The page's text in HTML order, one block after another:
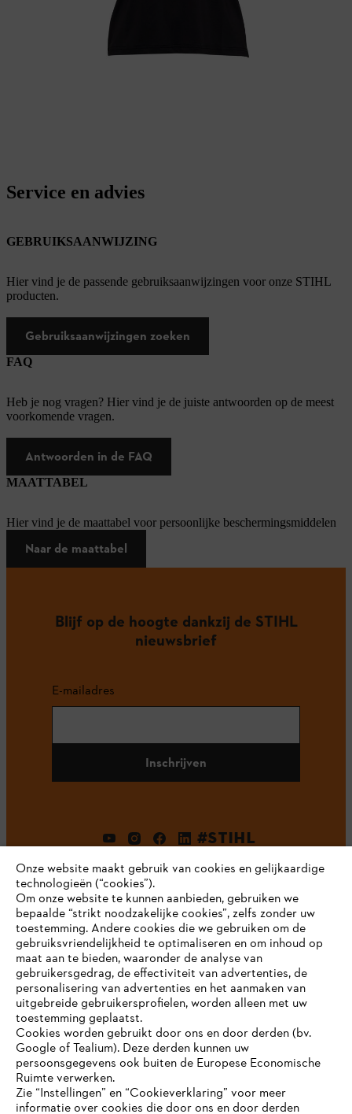
Service en advies
GEBRUIKSAANWIJZING
Hier vind je de passende gebruiksaanwijzingen voor onze STIHL
producten.
Gebruiksaanwijzingen zoeken
FAQ
Heb je nog vragen? Hier vind je de juiste antwoorden op de meest
voorkomende vragen.
Antwoorden in de FAQ
MAATTABEL
Hier vind je de maattabel voor persoonlijke beschermingsmiddelen
Naar de maattabel
Blijf op de hoogte dankzij de STIHL
nieuwsbrief
E-mailadres
Inschrijven
#STIHL
Bedrijf
STIHL FAQ
Contact
Onze website maakt gebruik van cookies en gelijkaardige
technologieën (“cookies”).
Om onze website te kunnen aanbieden, gebruiken we
bepaalde “strikt noodzakelijke cookies”, zelfs zonder uw
toestemming. Andere cookies die we gebruiken om de
gebruiksvriendelijkheid te optimaliseren en om inhoud op
maat aan te bieden, waaronder de analyse van
gebruikersgedrag, de effectiviteit van advertenties, de
personalisering van advertenties en het aanmaken van
uitgebreide gebruikersprofielen, worden alleen met uw
toestemming geplaatst.
Cookies worden gebruikt door ons en door derden (bv.
Google of Tealium). Deze derden kunnen uw
persoonsgegevens ook buiten de Europese Economische
Ruimte verwerken.
Zie “Instellingen” en “Cookieverklaring” voor meer
informatie over cookies die door ons en door derden